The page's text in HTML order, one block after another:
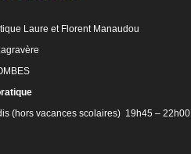
Laure et Florent Manaudou
(hors vacances scolaires) 19h45 – 22h00